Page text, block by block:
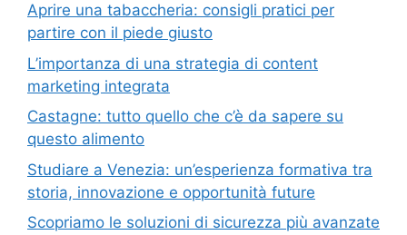
Aprire una tabaccheria: consigli pratici per
partire con il piede giusto
L’importanza di una strategia di content
marketing integrata
Castagne: tutto quello che c’è da sapere su
questo alimento
Studiare a Venezia: un’esperienza formativa tra
storia, innovazione e opportunità future
Scopriamo le soluzioni di sicurezza più avanzate